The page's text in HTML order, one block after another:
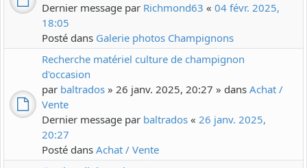
Dernier message par Richmond63 « 04 févr. 2025,
18:05
Posté dans Galerie photos Champignons
Recherche matériel culture de champignon
d'occasion
par baltrados » 26 janv. 2025, 20:27 » dans Achat /
Vente
Dernier message par baltrados « 26 janv. 2025,
20:27
Posté dans Achat / Vente